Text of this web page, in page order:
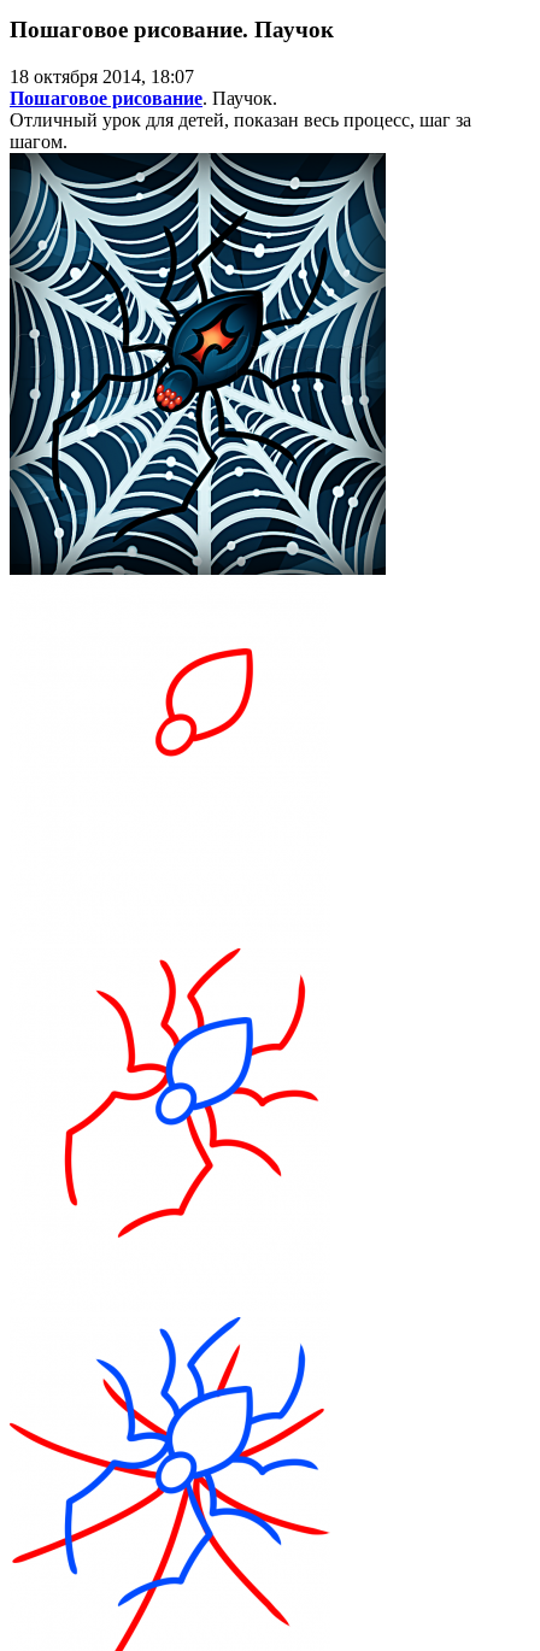
Пошаговое рисование. Паучок
18 октября 2014, 18:07
Пошаговое рисование. Паучок.
Отличный урок для детей, показан весь процесс, шаг за
шагом.